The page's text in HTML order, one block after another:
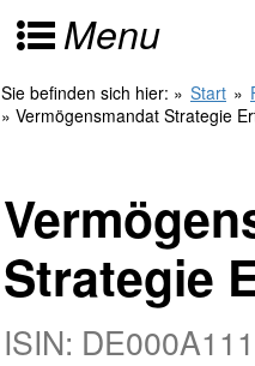
Menu
Sie befinden sich hier: » Start »
» Vermögensmandat Strategie
Strategie
ISIN: